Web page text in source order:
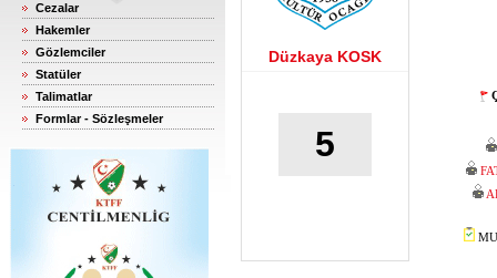
Cezalar
Hakemler
Gözlemciler
Statüler
Talimatlar
Formlar - Sözleşmeler
Düzkaya KOSK
5